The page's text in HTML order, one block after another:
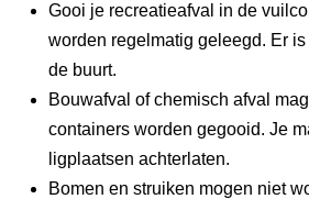
Gooi je recreatieafval in de
worden regelmatig geleegd. Er
de buurt.
Bouwafval of chemisch afval
containers worden gegooid. Je
ligplaatsen achterlaten.
Bomen en struiken mogen niet